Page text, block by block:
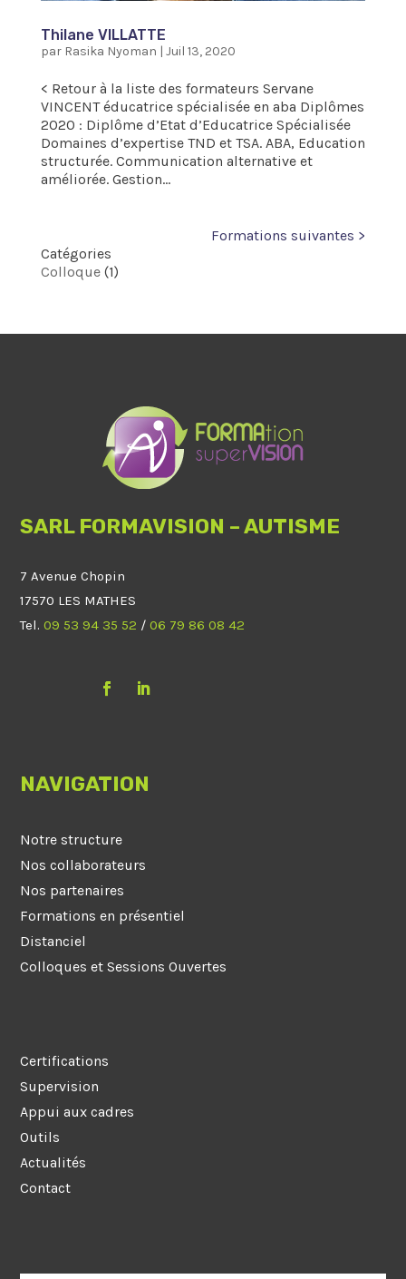
Thilane VILLATTE
par Rasika Nyoman | Juil 13, 2020
< Retour à la liste des formateurs Servane
VINCENT éducatrice spécialisée en aba Diplômes
2020 : Diplôme d’Etat d’Educatrice Spécialisée
Domaines d’expertise TND et TSA. ABA, Education
structurée. Communication alternative et
améliorée. Gestion...
Formations suivantes >
Catégories
Colloque(1)
SARL FORMAVISION – AUTISME
7 Avenue Chopin
17570 LES MATHES
Tel.09 53 94 35 52 /06 79 86 08 42
NAVIGATION
Notre structure
Nos collaborateurs
Nos partenaires
Formations en présentiel
Distanciel
Colloques et Sessions Ouvertes
Certifications
Supervision
Appui aux cadres
Outils
Actualités
Contact